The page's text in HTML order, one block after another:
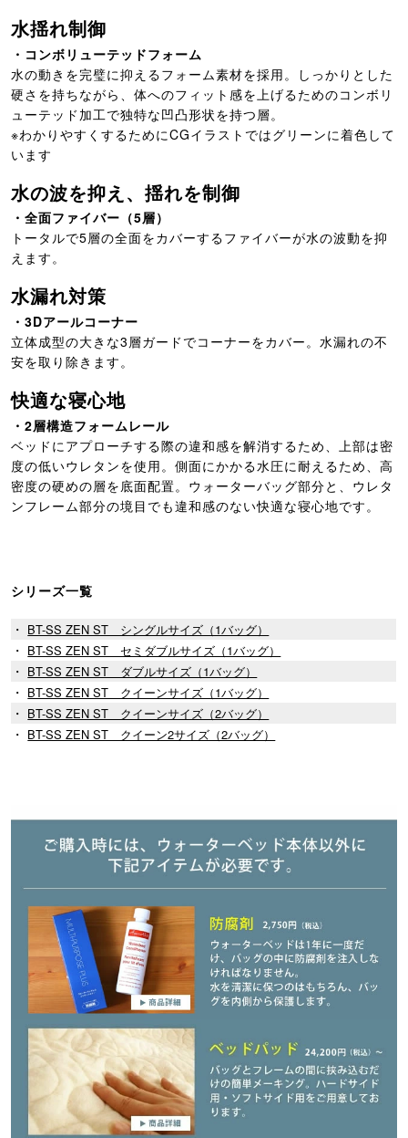
水揺れ制御
・コンボリューテッドフォーム
水の動きを完璧に抑えるフォーム素材を採用。しっかりとした
硬さを持ちながら、体へのフィット感を上げるためのコンボリ
ューテッド加工で独特な凹凸形状を持つ層。
※わかりやすくするためにCGイラストではグリーンに着色して
います
水の波を抑え、揺れを制御
・全面ファイバー（5層）
トータルで5層の全面をカバーするファイバーが水の波動を抑
えます。
水漏れ対策
・3Dアールコーナー
立体成型の大きな3層ガードでコーナーをカバー。水漏れの不
安を取り除きます。
快適な寝心地
・2層構造フォームレール
ベッドにアプローチする際の違和感を解消するため、上部は密
度の低いウレタンを使用。側面にかかる水圧に耐えるため、高
密度の硬めの層を底面配置。ウォーターバッグ部分と、ウレタ
ンフレーム部分の境目でも違和感のない快適な寝心地です。
シリーズ一覧
・ BT-SS ZEN ST シングルサイズ（1バッグ）
・ BT-SS ZEN ST セミダブルサイズ（1バッグ）
・ BT-SS ZEN ST ダブルサイズ（1バッグ）
・ BT-SS ZEN ST クイーンサイズ（1バッグ）
・ BT-SS ZEN ST クイーンサイズ（2バッグ）
・ BT-SS ZEN ST クイーン2サイズ（2バッグ）